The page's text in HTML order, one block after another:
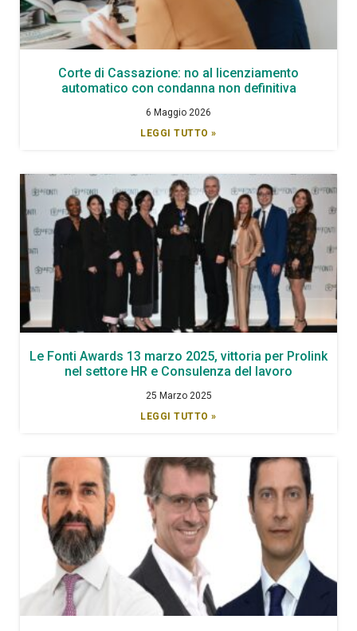
Corte di Cassazione: no al licenziamento
automatico con condanna non definitiva
6 Maggio 2026
LEGGI TUTTO »
Le Fonti Awards 13 marzo 2025, vittoria per Prolink
nel settore HR e Consulenza del lavoro
25 Marzo 2025
LEGGI TUTTO »